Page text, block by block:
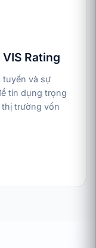
Rating
tuyến và sự
tín dụng trọng
thị trường vốn